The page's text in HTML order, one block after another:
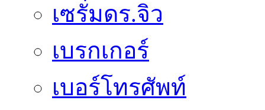
เซรั่มดร.จิว
เบรกเกอร์
เบอร์โทรศัพท์